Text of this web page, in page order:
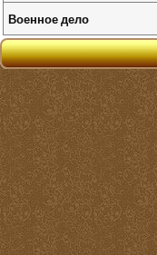
Военное дело